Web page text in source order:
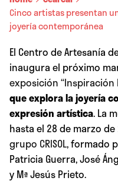
Cinco artistas presentan
joyería contemporánea
El Centro de Artesanía de
inaugura el próximo
exposición “Inspiración
que explora la joyería
expresión artística. La
hasta el 28 de marzo
grupo CRISOL, formado
Patricia Guerra, José
y Mª Jesús Prieto.